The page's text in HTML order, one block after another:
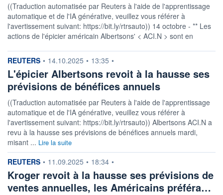
((Traduction automatisée par Reuters à l'aide de l'apprentissage
automatique et de l'IA générative, veuillez vous référer à
l'avertissement suivant: https://bit.ly/rtrsauto)) 14 octobre - ** Les
actions de l'épicier américain Albertsons' < ACI.N > sont en
information fournie par
REUTERS • 14.10.2025 • 13:35 •
L'épicier Albertsons revoit à la hausse ses
prévisions de bénéfices annuels
((Traduction automatisée par Reuters à l'aide de l'apprentissage
automatique et de l'IA générative, veuillez vous référer à
l'avertissement suivant: https://bit.ly/rtrsauto)) Albertsons ACI.N a
revu à la hausse ses prévisions de bénéfices annuels mardi,
misant ... Lire la suite
information fournie par
REUTERS • 11.09.2025 • 18:34 •
Kroger revoit à la hausse ses prévisions de
ventes annuelles, les Américains préféra…